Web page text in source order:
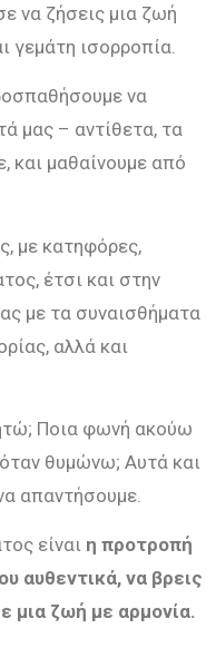
να ζήσεις μια ζωή
γεμάτη ισορροπία.
να
μας – αντίθετα, τα
και μαθαίνουμε από
με κατηφόρες,
έτσι και στην
με τα συναισθήματα
αλλά και
Ποια φωνή ακούω
θυμώνω; Αυτά και
απαντήσουμε.
είναι η προτροπή
αυθεντικά, να βρεις
μια ζωή με αρμονία.